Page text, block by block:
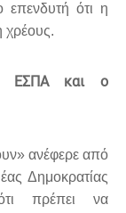
επενδυτή ότι η
χρέους.
ΕΣΠΑ και ο
ανέφερε από
Δημοκρατίας
πρέπει να